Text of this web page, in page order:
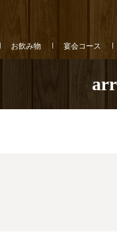
お飲み物 宴会コース